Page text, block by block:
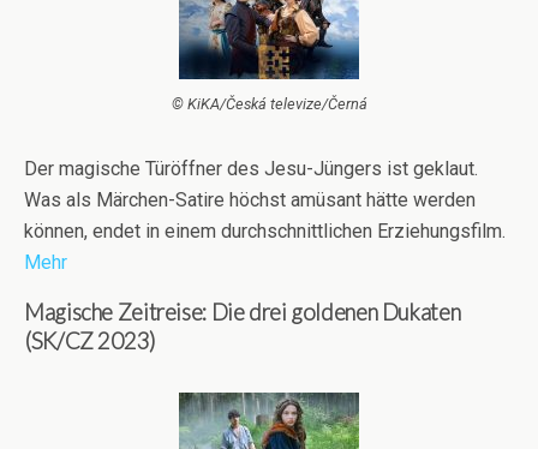
© KiKA/Česká televize/Černá
Der magische Türöffner des Jesu-Jüngers ist geklaut.
Was als Märchen-Satire höchst amüsant hätte werden
können, endet in einem durchschnittlichen Erziehungsfilm.
Mehr
Magische Zeitreise: Die drei goldenen Dukaten
(SK/CZ 2023)